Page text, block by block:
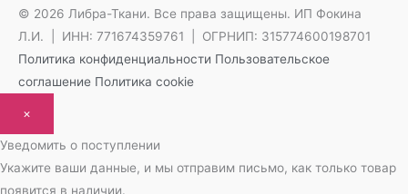
© 2026 Либра-Ткани. Все права защищены. ИП Фокина
Л.И. | ИНН: 771674359761 | ОГРНИП: 315774600198701
Политика конфиденциальности Пользовательское
соглашение Политика cookie
×
Уведомить о поступлении
Укажите ваши данные, и мы отправим письмо, как только товар
появится в наличии.